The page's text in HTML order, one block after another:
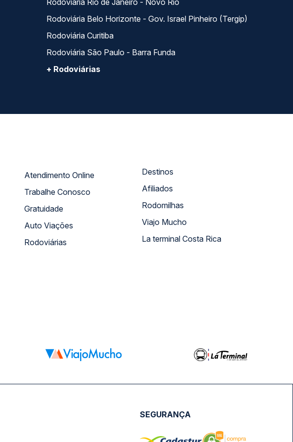
Rodoviária Rio de Janeiro - Novo Rio
Rodoviária Belo Horizonte - Gov. Israel Pinheiro (Tergip)
Rodoviária Curitiba
Rodoviária São Paulo - Barra Funda
+ Rodoviárias
Atendimento Online
Trabalhe Conosco
Gratuidade
Auto Viações
Rodoviárias
Destinos
Afiliados
Rodomilhas
Viajo Mucho
La terminal Costa Rica
SEGURANÇA